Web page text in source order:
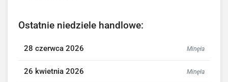
Ostatnie niedziele handlowe:
28 czerwca 2026 Minęła
26 kwietnia 2026 Minęła